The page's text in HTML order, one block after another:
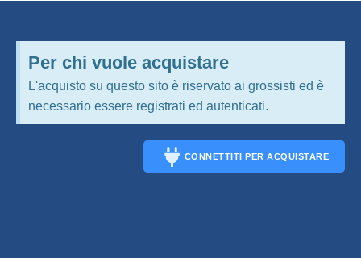
Per chi vuole acquistare
L'acquisto su questo sito è riservato ai grossisti ed è
necessario essere registrati ed autenticati.
CONNETTITI PER ACQUISTARE